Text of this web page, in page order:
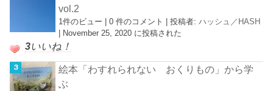
vol.2
1件のビュー |0 件のコメント |投稿者:ハッシュ／HASH
November 25, 2020 に投稿された
3いいね！
絵本「わすれられない おくりもの」から学
ぶ